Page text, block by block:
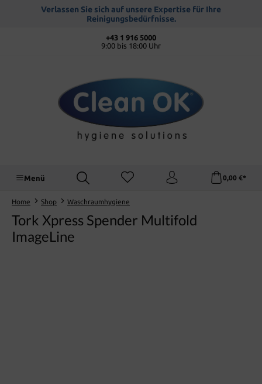
springenVerlassen Sie sich auf unsere Expertise für Ihre
Reinigungsbedürfnisse.
+43 1 916 5000
9:00 bis 18:00 Uhr
Menü 0,00 €*
Home Shop Waschraumhygiene
Tork Xpress Spender Multifold
ImageLine